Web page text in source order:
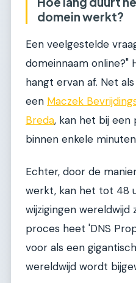
domein werkt?
Een veelgestelde
domeinnaam online?"
hangt ervan af. Net
een Maczek
Breda, kan het bij
binnen enkele
Echter, door de
werkt, kan het tot 48
wijzigingen wereldwijd
proces heet 'DNS
voor als een
wereldwijd wordt